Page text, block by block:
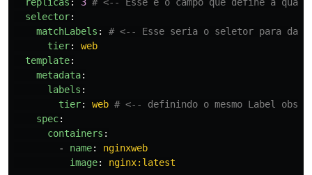
selector:
matchLabels :
# <-- Esse seria o seletor para dar
tier:
web
template:
metadata:
labels :
tier: web # <-- definindo o mesmo Label
spec:
containers :
-
name:
nginxweb
image: nginx:latest